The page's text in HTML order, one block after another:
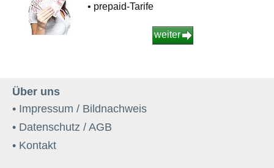
• prepaid-Tarife
weiter
Über uns
• Impressum / Bildnachweis
• Datenschutz / AGB
• Kontakt